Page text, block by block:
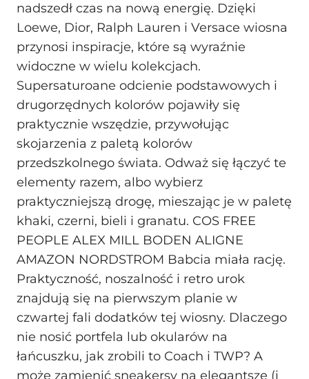
nadszedł czas na nową energię. Dzięki
Loewe, Dior, Ralph Lauren i Versace wiosna
przynosi inspiracje, które są wyraźnie
widoczne w wielu kolekcjach.
Supersaturoane odcienie podstawowych i
drugorzędnych kolorów pojawiły się
praktycznie wszędzie, przywołując
skojarzenia z paletą kolorów
przedszkolnego świata. Odważ się łączyć te
elementy razem, albo wybierz
praktyczniejszą drogę, mieszając je w paletę
khaki, czerni, bieli i granatu. COS FREE
PEOPLE ALEX MILL BODEN ALIGNE
AMAZON NORDSTROM Babcia miała rację.
Praktyczność, noszalność i retro urok
znajdują się na pierwszym planie w
czwartej fali dodatków tej wiosny. Dlaczego
nie nosić portfela lub okularów na
łańcuszku, jak zrobili to Coach i TWP? A
może zamienić sneakersy na elegantsze (i